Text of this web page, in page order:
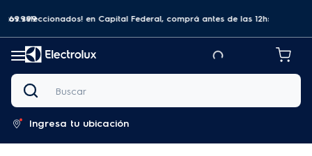
$69.999seleccionados! en Capital Federal, comprá antes de las 12hs y
Buscar
Ingresa tu ubicación